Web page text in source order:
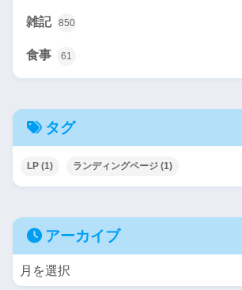
雑記 850
食事 61
タグ
LP (1) ランディングページ (1)
アーカイブ